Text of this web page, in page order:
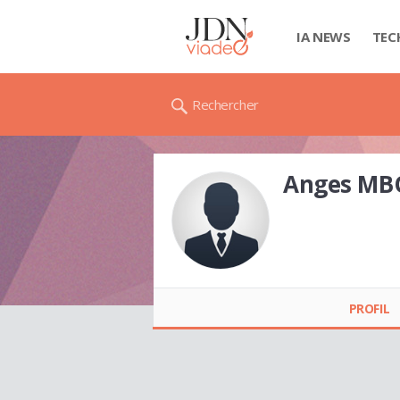
IA NEWS
Rechercher
Anges
PROFIL